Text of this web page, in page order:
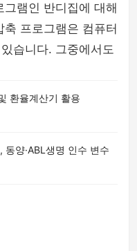
램인 반디집에 대해
프로그램은 컴퓨터
습니다. 그중에서도
환율계산기 활용
양·ABL생명 인수 변수